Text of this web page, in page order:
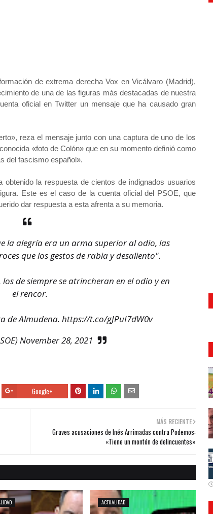
de extrema derecha Vox en Vicálvaro (Madrid),
de una de las figuras más destacadas de nuestra
oficial en Twitter un mensaje que ha causado gran
reza el mensaje junto con una captura de uno de los
«foto de Colón» que en su momento definió como
del fascismo español».
la respuesta de cientos de indignados usuarios
Este es el caso de la cuenta oficial del PSOE, que
dar respuesta a esta afrenta a su memoria.
la alegría era un arma superior al odio, las
que los gestos de rabia y desaliento".
de siempre se atrincheran en el odio y en
el rencor.
de Almudena. https://t.co/gJPuI7dW0v
November 28, 2021
Google+
MÁS RECIENTE
Graves acusaciones de Inés Arrimadas contra Podemos:
«Tiene un montón de delincuentes»
ACTUALIDAD